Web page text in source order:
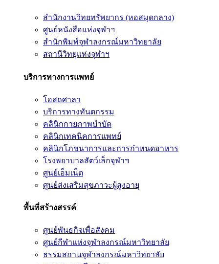
สำนักงานวิทยทรัพยากร (หอสมุดกลาง)
ศูนย์หนังสือแห่งจุฬาฯ
สำนักพิมพ์จุฬาลงกรณ์มหาวิทยาลัย
สถานีวิทยุแห่งจุฬาฯ
บริการทางการแพทย์
โอสถศาลา
บริการทางทันตกรรม
คลินิกกายภาพบำบัด
คลินิกเทคนิคการแพทย์
คลินิกโภชนาการและการกำหนดอาหาร
โรงพยาบาลสัตว์เล็กจุฬาฯ
ศูนย์เอ็มเน็ต
ศูนย์ส่งเสริมสุขภาวะผู้สูงอายุ
พื้นที่สร้างสรรค์
ศูนย์พันธกิจเพื่อสังคม
ศูนย์กีฬาแห่งจุฬาลงกรณ์มหาวิทยาลัย
ธรรมสถานจุฬาลงกรณ์มหาวิทยาลัย